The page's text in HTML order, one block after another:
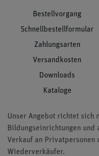
Bestellvorgang
Schnellbestellformular
Zahlungsarten
Versandkosten
Downloads
Kataloge
Unser Angebot richtet sich
Bildungseinrichtungen
Verkauf an Privatpersonen
Wiederverkäufer.